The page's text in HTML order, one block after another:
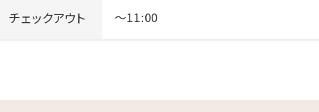
チェックアウト ～11:00